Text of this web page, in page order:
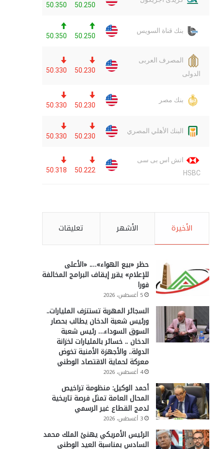
الأخيرة الأشهر تعليقات
حظر «بيع الهواء»…. «الأعلى
للإعلام» يقرر إيقاف البرامج المخالفة
فورا
5 أغسطس، 2026
السجائر المهربة تستنزف المليارات..
ورئيس شعبة الدخان يطالب بحصار
السوق السوداء… رئيس شعبة
الدخان .. خسائر بالمليارات لخزانة
الدولة.. والأجهزة الأمنية تخوض
معركة لحماية الاقتصاد الوطني
4 أغسطس، 2026
أحمد الوكيل: منظومة تراخيص
المحال العامة تمثل فرصة تاريخية
لدمج القطاع غير الرسمي
3 أغسطس، 2026
الرئيس الأمريكي يهنئ الملك محمد
السادس بمناسبة العيد الوطني